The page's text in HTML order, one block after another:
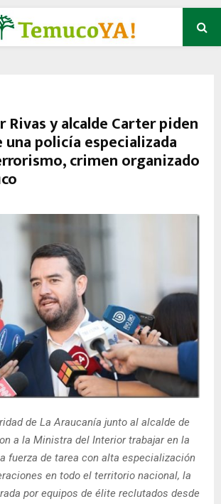
Rivas y alcalde Carter piden
una policía especializada
crimen organizado
de La Araucanía junto al alcalde de
a la Ministra del Interior trabajar en la
fuerza de tarea con alta especialización
en todo el territorio nacional, la
por equipos de élite reclutados desde